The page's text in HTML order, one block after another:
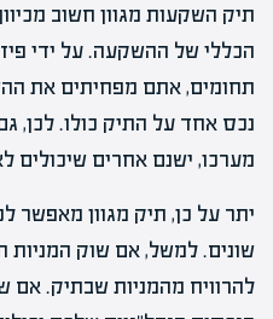
תיק השקעות מגוון חשוב
הכללי של ההשקעה. על ידי
תחומים, אתם מפחיתים את
נכס אחד על התיק כולו. לכן,
מערכו, ישנם אחרים שיכולים
יתר על כן, תיק מגוון מאפשר
שונים. למשל, אם שוק המניות
להרוויח מהמניות שבתיק. אם